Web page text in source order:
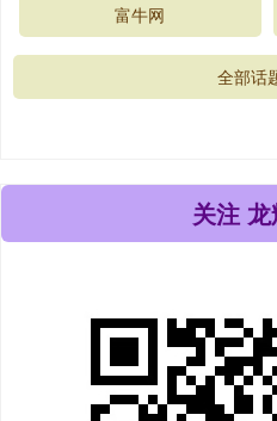
富牛网
全部话
关注